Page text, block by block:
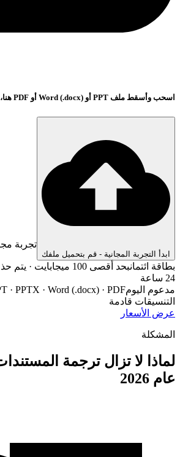
اسحب وأسقط ملف PPT أو Word (.docx) أو PDF هنا، أو انقر للاستعراض
ابدأ التجربة المجانية - قم بتحميل ملفك
تجربة
بطاقة ائتمان
بحد أقصى 100
24 ساعة
مدعوم اليوم· PPTX · Word (.docx) · PDF
التنسيقات قادمة
عرض الأسعار
المشكلة
لماذا لا تزال ترجمة
عام 2026